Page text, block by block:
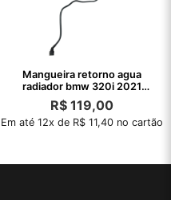
Mangueira retorno agua
radiador bmw 320i 2021
2022 2023 2024
R$119,00
Em até 12x de R$ 11,40 no cartão